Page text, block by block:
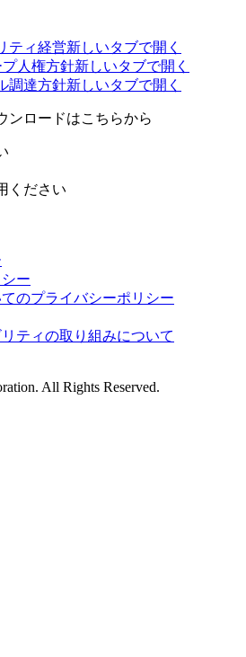
ティ経営新しいタブで開く
人権方針新しいタブで開く
調達方針新しいタブで開く
ンロードはこちらから
ください
ー
のプライバシーポリシー
ティの取り組みについて
All Rights Reserved.